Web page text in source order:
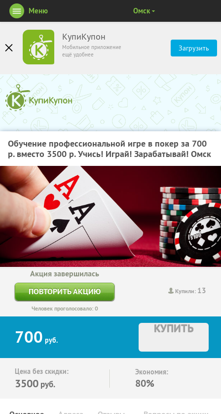
КупиКупон
Мобильное приложение
ещё удобнее
Загрузить
Меню Омск
Обучение профессиональной игре в покер за 700
р. вместо 3500 р. Учись! Играй! Зарабатывай! Омск
Купили: 13
Акция завершилась
ПОВТОРИТЬ АКЦИЮ
Человек проголосовало: 0
700 руб.
КУПИТЬ
Цена без скидки:
3500 руб.
Экономия:
80%